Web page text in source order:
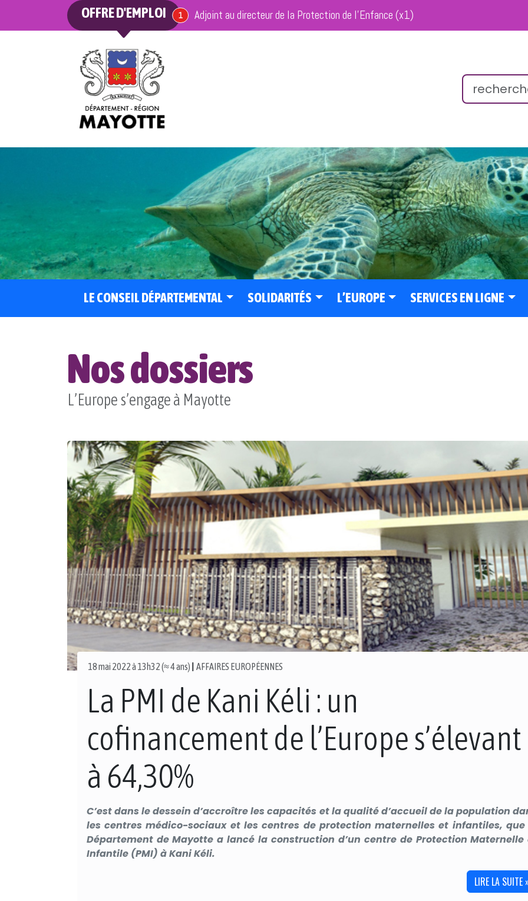
OFFRE D'EMPLOI 1offre en cours
Adjoint au directeur de la Protection de l’Enfance (x1)
LE CONSEIL DÉPARTEMENTAL SOLIDARITÉS L’EUROPE SERVICES EN LIGNE
Nos dossiers
L’Europe s’engage à Mayotte
18 mai 2022 à 13h32 (≈ 4 ans) AFFAIRES EUROPÉENNES
La PMI de Kani Kéli : un
cofinancement de l’Europe s’élevant
à 64,30%
C’est dans le dessein d’accroître les capacités et la qualité d’accueil de la population
les centres médico-sociaux et les centres de protection maternelles et infantiles, que
Département de Mayotte a lancé la construction d’un centre de Protection Maternelle
Infantile (PMI) à Kani Kéli.
LIRE LA SUITE